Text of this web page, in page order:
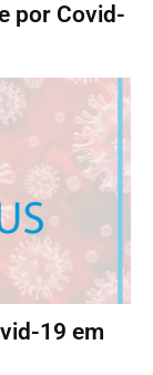
por Covid-
19 em